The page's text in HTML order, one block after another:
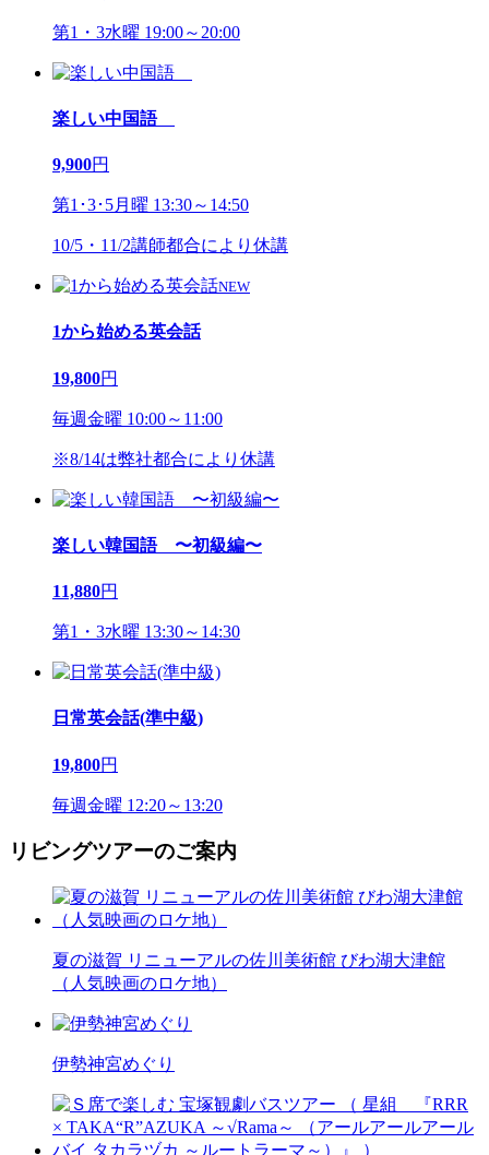
第1・3水曜 19:00～20:00
楽しい中国語
9,900円
第1･3･5月曜 13:30～14:50
10/5・11/2講師都合により休講
NEW
1から始める英会話
19,800円
毎週金曜 10:00～11:00
※8/14は弊社都合により休講
楽しい韓国語 〜初級編〜
11,880円
第1・3水曜 13:30～14:30
日常英会話(準中級)
19,800円
毎週金曜 12:20～13:20
リビングツアーのご案内
夏の滋賀 リニューアルの佐川美術館 びわ湖大津館
（人気映画のロケ地）
伊勢神宮めぐり